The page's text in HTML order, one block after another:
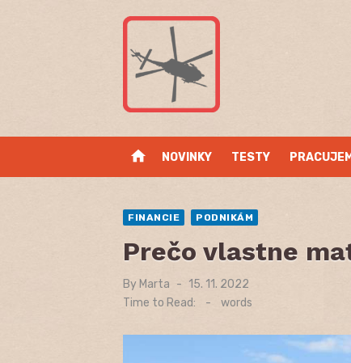
home NOVINKY TESTY PRACUJEM
FINANCIE PODNIKÁM
Prečo vlastne
By Marta
Posted
on
15. 11. 2022
Time to Read:
- words